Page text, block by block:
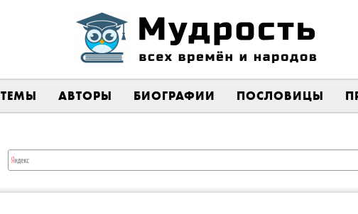
ТЕМЫ АВТОРЫ БИОГРАФИИ ПОСЛОВИЦЫ